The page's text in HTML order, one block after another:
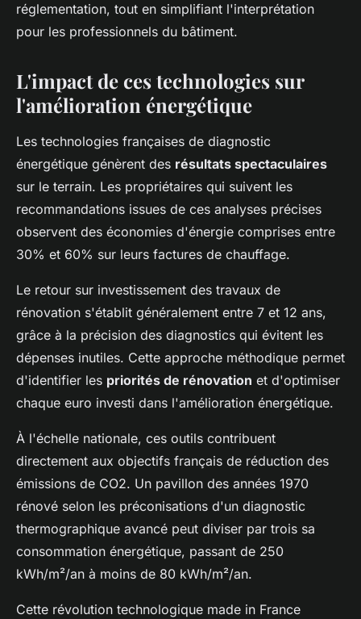
réglementation, tout en simplifiant l'interprétation
pour les professionnels du bâtiment.
L'impact de ces technologies sur
l'amélioration énergétique
Les technologies françaises de diagnostic
énergétique génèrent des résultats spectaculaires
sur le terrain. Les propriétaires qui suivent les
recommandations issues de ces analyses précises
observent des économies d'énergie comprises entre
30% et 60% sur leurs factures de chauffage.
Le retour sur investissement des travaux de
rénovation s'établit généralement entre 7 et 12 ans,
grâce à la précision des diagnostics qui évitent les
dépenses inutiles. Cette approche méthodique permet
d'identifier les priorités de rénovation et d'optimiser
chaque euro investi dans l'amélioration énergétique.
À l'échelle nationale, ces outils contribuent
directement aux objectifs français de réduction des
émissions de CO2. Un pavillon des années 1970
rénové selon les préconisations d'un diagnostic
thermographique avancé peut diviser par trois sa
consommation énergétique, passant de 250
kWh/m²/an à moins de 80 kWh/m²/an.
Cette révolution technologique made in France